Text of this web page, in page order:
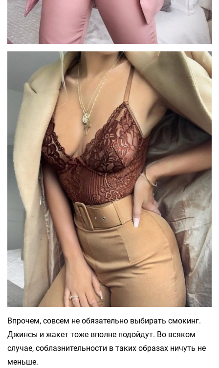
Впрочем, совсем не обязательно выбирать смокинг.
Джинсы и жакет тоже вполне подойдут. Во всяком
случае, соблазнительности в таких образах ничуть не
меньше.